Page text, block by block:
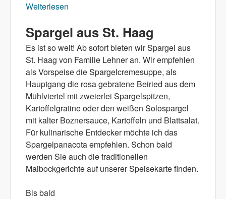
Weiterlesen
Spargel aus St. Haag
Es ist so weit! Ab sofort bieten wir Spargel aus
St. Haag von Familie Lehner an. Wir empfehlen
als Vorspeise die Spargelcremesuppe, als
Hauptgang die rosa gebratene Beiried aus dem
Mühlviertel mit zweierlei Spargelspitzen,
Kartoffelgratine oder den weißen Solospargel
mit kalter Boznersauce, Kartoffeln und Blattsalat.
Für kulinarische Entdecker möchte ich das
Spargelpanacota empfehlen. Schon bald
werden Sie auch die traditionellen
Maibockgerichte auf unserer Speisekarte finden.
Bis bald